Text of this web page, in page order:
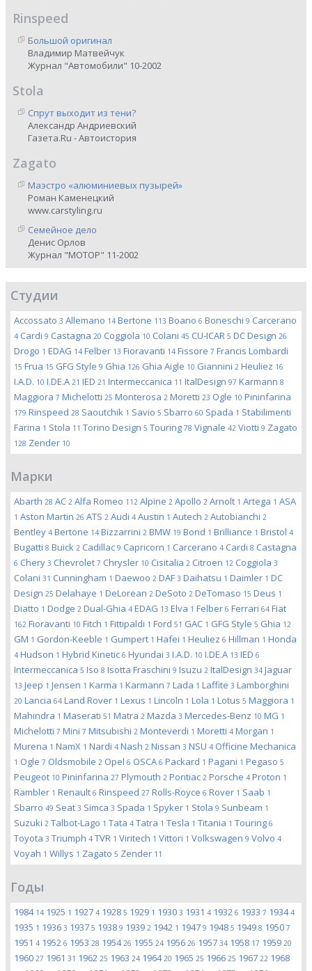
Rinspeed
Большой оригинал
Владимир Матвейчук
Журнал "Автомобили" 10-2002
Stola
Спрут выходит из тени?
Александр Андриевский
Газета.Ru - Автоистория
Zagato
Маэстро «алюминиевых пузырей»
Роман Каменецкий
www.carstyling.ru
Семейное дело
Денис Орлов
Журнал "МОТОР" 11-2002
Студии
Accossato 3 Allemano 14 Bertone 113 Boano 6 Boneschi 9 Carcerano
4 Cardi 9 Castagna 20 Coggiola 10 Colani 45 CU-ICAR 5 DC Design 26
Drogo 1 EDAG 14 Felber 13 Fioravanti 14 Fissore 7 Francis Lombardi
15 Frua 15 GFG Style 9 Ghia 126 Ghia Aigle 10 Giannini 2 Heuliez 16
I.A.D. 10 I.DE.A 21 IED 21 Intermeccanica 11 ItalDesign 97 Karmann 8
Maggiora 7 Michelotti 25 Monterosa 2 Moretti 23 Ogle 10 Pininfarina
179 Rinspeed 28 Saoutchik 1 Savio 5 Sbarro 60 Spada 1 Stabilimenti
Farina 1 Stola 11 Torino Design 5 Touring 78 Vignale 42 Viotti 9 Zagato
128 Zender 10
Марки
Abarth 28 AC 2 Alfa Romeo 112 Alpine 2 Apollo 2 Arnolt 1 Artega 1 ASA
1 Aston Martin 26 ATS 2 Audi 4 Austin 1 Autech 2 Autobianchi 2
Bentley 4 Bertone 14 Bizzarrini 2 BMW 19 Bond 1 Brilliance 1 Bristol 4
Bugatti 8 Buick 2 Cadillac 9 Capricorn 1 Carcerano 4 Cardi 8 Castagna
6 Chery 3 Chevrolet 7 Chrysler 10 Cisitalia 2 Citroen 12 Coggiola 3
Colani 31 Cunningham 1 Daewoo 2 DAF 3 Daihatsu 1 Daimler 1 DC
Design 25 Delahaye 1 DeLorean 2 DeSoto 2 DeTomaso 15 Deus 1
Diatto 1 Dodge 2 Dual-Ghia 4 EDAG 13 Elva 1 Felber 6 Ferrari 64 Fiat
162 Fioravanti 10 Fitch 1 Fittipaldi 1 Ford 51 GAC 1 GFG Style 5 Ghia 12
GM 1 Gordon-Keeble 1 Gumpert 1 Hafei 1 Heuliez 6 Hillman 1 Honda
4 Hudson 1 Hybrid Kinetic 6 Hyundai 3 I.A.D. 10 I.DE.A 13 IED 6
Intermeccanica 5 Iso 8 Isotta Fraschini 9 Isuzu 2 ItalDesign 34 Jaguar
13 Jeep 1 Jensen 1 Karma 1 Karmann 7 Lada 1 Laffite 3 Lamborghini
20 Lancia 64 Land Rover 1 Lexus 1 Lincoln 1 Lola 1 Lotus 5 Maggiora 1
Mahindra 1 Maserati 51 Matra 2 Mazda 3 Mercedes-Benz 10 MG 1
Michelotti 7 Mini 7 Mitsubishi 2 Monteverdi 1 Moretti 4 Morgan 1
Murena 1 NamX 1 Nardi 4 Nash 2 Nissan 3 NSU 4 Officine Mechanica
1 Ogle 7 Oldsmobile 2 Opel 6 OSCA 6 Packard 1 Pagani 1 Pegaso 5
Peugeot 10 Pininfarina 27 Plymouth 2 Pontiac 2 Porsche 4 Proton 1
Rambler 1 Renault 6 Rinspeed 27 Rolls-Royce 6 Rover 1 Saab 1
Sbarro 49 Seat 3 Simca 3 Spada 1 Spyker 1 Stola 9 Sunbeam 1
Suzuki 2 Talbot-Lago 1 Tata 4 Tatra 1 Tesla 1 Titania 1 Touring 6
Toyota 3 Triumph 4 TVR 1 Viritech 1 Vittori 1 Volkswagen 9 Volvo 4
Voyah 1 Willys 1 Zagato 5 Zender 11
Годы
1984 14 1925 1 1927 4 1928 5 1929 1 1930 3 1931 4 1932 6 1933 7 19344
1935 1 1936 3 1937 5 1938 9 1939 2 1942 1 1947 9 1948 5 1949 8 1950 7
1951 4 1952 6 1953 28 195426 1955 24 1956 26 1957 34 1958 17 1959 20
1960 27 1961 31 1962 25 1963 24 196420 1965 25 1966 25 1967 22 1968